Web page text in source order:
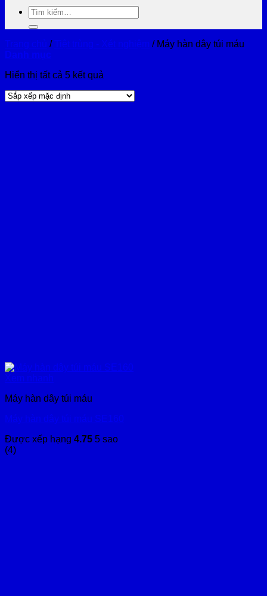
Tìm
kiếm:
Trang chủ / Tiệt trùng - Xét nghiệm /Máy hàn dây túi máu
Danh mục
Hiển thị tất cả 5 kết quả
Xem nhanh
Máy hàn dây túi máu
Máy hàn dây túi máu SE160
Được xếp hạng 4.75 5 sao
(4)